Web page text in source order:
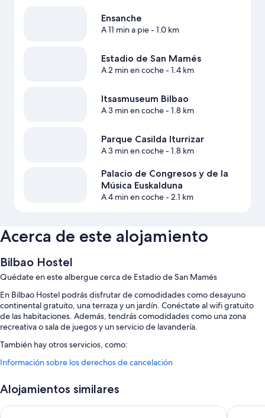
Ensanche
A 11 min a pie- 1.0 km
Estadio de San Mamés
A 2 min en coche- 1.4 km
Itsasmuseum Bilbao
A 3 min en coche- 1.8 km
Parque Casilda Iturrizar
A 3 min en coche- 1.8 km
Palacio de Congresos y de la
Música Euskalduna
A 4 min en coche- 2.1 km
Acerca de este alojamiento
Bilbao Hostel
Quédate en este albergue cerca de Estadio de San Mamés
En Bilbao Hostel podrás disfrutar de comodidades como desayuno
continental gratuito, una terraza y un jardín. Conéctate al wifi gratuito
de las habitaciones. Además, tendrás comodidades como una zona
recreativa o sala de juegos y un servicio de lavandería.
También hay otros servicios, como:
Aparcamiento gratis
Una máquina expendedora, consigna de equipaje y un servicio de
recepción las 24 horas
Información sobre los derechos de cancelación
Alojamientos similares
All Iron Hostel ibis